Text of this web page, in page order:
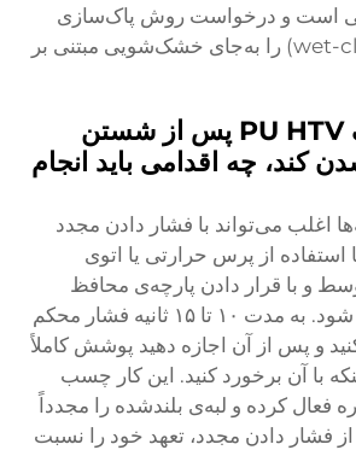
است و درخواست روش پاک‌سازی
مرطوب (wet-cleaning) را به‌جای خشک‌شویی مبتنی بر
اگر لبه گرافیک PU HTV پس از شستن
کند، چه اقدامی باید انجام
اغلب می‌تواند با فشار دادن مجدد
استفاده از پرس حرارتی یا اتوی
و با قرار دادن پارچه‌ی محافظ
(پرس کلُت) اصلاح شود. به مدت ۱۰ تا ۱۵ ثانیه فشار محکم
و پس از آن اجازه دهید پوشش کاملاً
با آن برخورد کنید. این کار چسب
فعال کرده و لبه‌ی بلندشده را مجدداً
فشار دادن مجدد، تعهد خود را نسبت